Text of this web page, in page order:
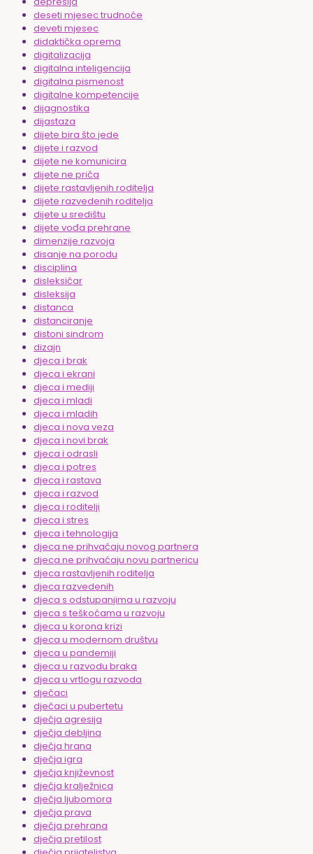
deseti mjesec trudnoće
deveti mjesec
didaktička oprema
digitalizacija
digitalna inteligencija
digitalna pismenost
digitalne kompetencije
dijagnostika
dijastaza
dijete bira što jede
dijete i razvod
dijete ne komunicira
dijete ne priča
dijete rastavljenih roditelja
dijete razvedenih roditelja
dijete u središtu
dijete vođa prehrane
dimenzije razvoja
disanje na porodu
disciplina
disleksičar
disleksija
distanca
distanciranje
distoni sindrom
dizajn
djeca i brak
djeca i ekrani
djeca i mediji
djeca i mladi
djeca i mladih
djeca i nova veza
djeca i novi brak
djeca i odrasli
djeca i potres
djeca i rastava
djeca i razvod
djeca i roditelji
djeca i stres
djeca i tehnologija
djeca ne prihvaćaju novog partnera
djeca ne prihvaćaju novu partnericu
djeca rastavljenih roditelja
djeca razvedenih
djeca s odstupanjima u razvoju
djeca s teškoćama u razvoju
djeca u korona krizi
djeca u modernom društvu
djeca u pandemiji
djeca u razvodu braka
djeca u vrtlogu razvoda
dječaci
dječaci u pubertetu
dječja agresija
dječja debljina
dječja hrana
dječja igra
dječja književnost
dječja kralježnica
dječja ljubomora
dječja prava
dječja prehrana
dječja pretilost